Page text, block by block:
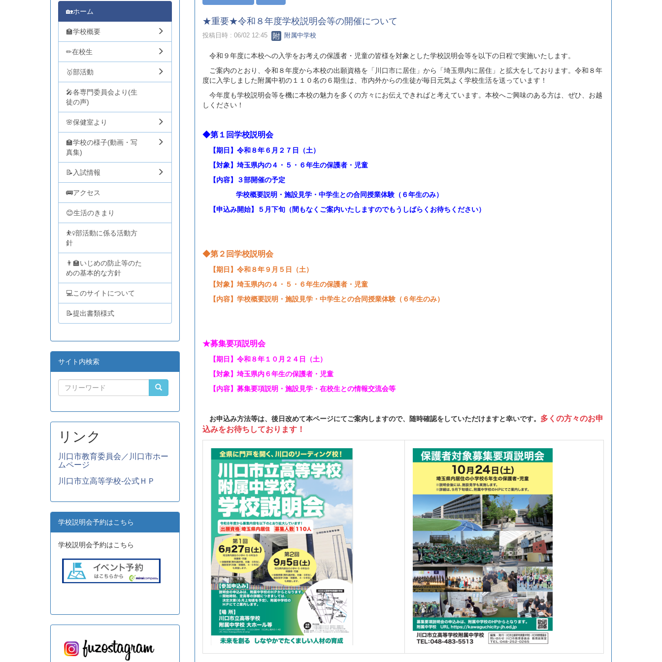
★重要★令和８年度学校説明会等の開催について
投稿日時 : 06/02 12:45 附属中学校
令和９年度に本校への入学をお考えの保護者・児童の皆様を対象とした学校説明会等を以下の日程で実施いたします。
ご案内のとおり、令和８年度から本校の出願資格を「川口市に居住」から「埼玉県内に居住」と拡大をしております。令和８年
度に入学しました附属中初の１１０名の６期生は、市内外からの生徒が毎日元気よく学校生活を送っています！
今年度も学校説明会等を機に本校の魅力を多くの方々にお伝えできればと考えています。本校へご興味のある方は、ぜひ、お越
しください！
◆第１回学校説明会
【期日】令和８年６月２７日（土）
【対象】埼玉県内の４・５・６年生の保護者・児童
【内容】３部開催の予定
学校概要説明・施設見学・中学生との合同授業体験（６年生のみ）
【申込み開始】５月下旬（間もなくご案内いたしますのでもうしばらくお待ちください）
◆第２回学校説明会
【期日】令和８年９月５日（土）
【対象】埼玉県内の４・５・６年生の保護者・児童
【内容】学校概要説明・施設見学・中学生との合同授業体験（６年生のみ）
★募集要項説明会
【期日】令和８年１０月２４日（土）
【対象】埼玉県内６年生の保護者・児童
【内容】募集要項説明・施設見学・在校生との情報交流会等
お申込み方法等は、後日改めて本ページにてご案内しますので、随時確認をしていただけますと幸いです。 多くの方々のお申
込みをお待ちしております！
🏡ホーム
🏫学校概要
✏在校生
🥇部活動
🎤各専門委員会より(生
徒の声)
🌸保健室より
🏫学校の様子(動画・写
真集)
📝入試情報
🚌アクセス
😊生活のきまり
⛹️‍♀️部活動に係る活動方
針
👨‍🏫いじめの防止等のた
めの基本的な方針
💻このサイトについて
📝提出書類様式
サイト内検索
リンク
川口市教育委員会／川口市ホー
ムページ
川口市立高等学校-公式ＨＰ
学校説明会予約はこちら
学校説明会予約はこちら